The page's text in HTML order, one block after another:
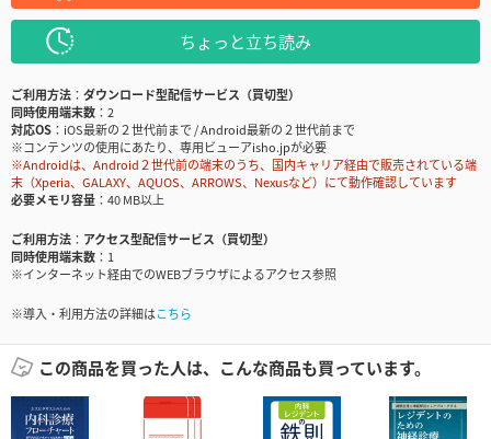
ちょっと立ち読み
ご利用方法
ダウンロード型配信サービス（買切型）
同時使用端末数
2
対応OS
iOS最新の２世代前まで / Android最新の２世代前まで
※コンテンツの使用にあたり、専用ビューアisho.jpが必要
※Androidは、Android２世代前の端末のうち、国内キャリア経由で販売されている端
末（Xperia、GALAXY、AQUOS、ARROWS、Nexusなど）にて動作確認しています
必要メモリ容量
40 MB以上
ご利用方法
アクセス型配信サービス（買切型）
同時使用端末数
1
※インターネット経由でのWEBブラウザによるアクセス参照
※導入・利用方法の詳細はこちら
この商品を買った人は、こんな商品も買っています。